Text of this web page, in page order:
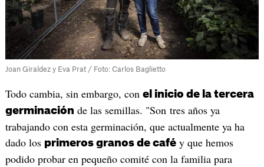
Joan Giraldez y Eva Prat / Foto: Carlos Baglietto
Todo cambia, sin embargo, con el inicio de la tercera
germinación de las semillas. "Son tres años ya
trabajando con esta germinación, que actualmente ya ha
dado los primeros granos de caféy que hemos
podido probar en pequeño comité con la familia para